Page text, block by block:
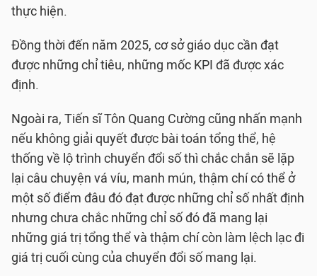
thực hiện.
Đồng thời đến năm 2025, cơ sở giáo dục cần đạt
được những chỉ tiêu, những mốc KPI đã được xác
định.
Ngoài ra, Tiến sĩ Tôn Quang Cường cũng nhấn mạnh
nếu không giải quyết được bài toán tổng thể, hệ
thống về lộ trình chuyển đổi số thì chắc chắn sẽ lặp
lại câu chuyện vá víu, manh mún, thậm chí có thể ở
một số điểm đâu đó đạt được những chỉ số nhất định
nhưng chưa chắc những chỉ số đó đã mang lại
những giá trị tổng thể và thậm chí còn làm lệch lạc đi
giá trị cuối cùng của chuyển đổi số mang lại.